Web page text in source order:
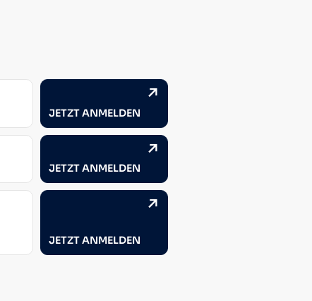
JETZT ANMELDEN
JETZT ANMELDEN
JETZT ANMELDEN